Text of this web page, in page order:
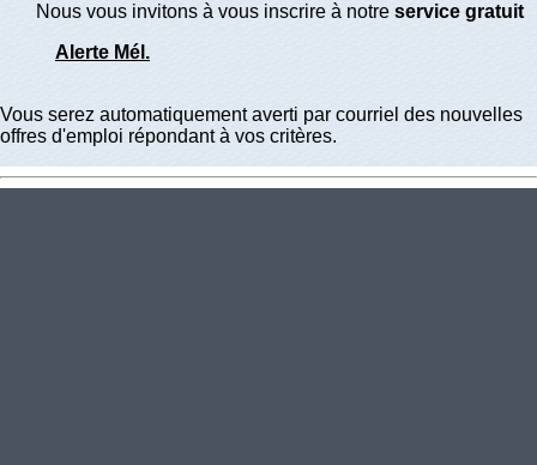
Nous vous invitons à vous inscrire à notre service gratuit
Alerte Mél.
Vous serez automatiquement averti par courriel des nouvelles
offres d'emploi répondant à vos critères.